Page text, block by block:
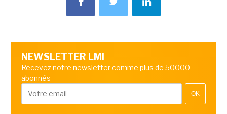
NEWSLETTER LMI
Recevez notre newsletter comme plus de 50000
abonnés
OK